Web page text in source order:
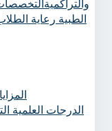
والتراكمية
الطبية ‏ رعاية
الدرجات العلمية